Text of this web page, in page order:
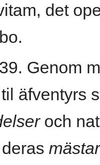
det
Genom
äfventyrs
och